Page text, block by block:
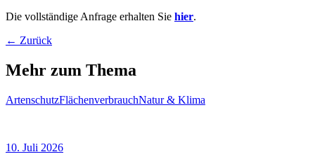
Die vollständige Anfrage erhalten Sie hier.
← Zurück
Mehr zum Thema
ArtenschutzFlächenverbrauchNatur & Klima
10. Juli 2026